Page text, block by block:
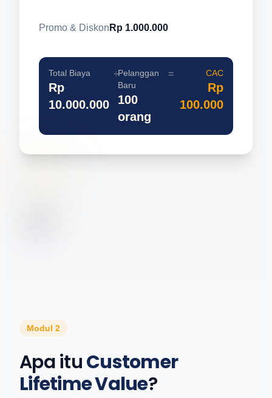
Promo & Diskon Rp 1.000.000
Total Biaya
Rp
10.000.000
÷Pelanggan
Baru
100
orang
= CAC
Rp
100.000
Modul 2
Apa ituCustomer
Lifetime Value?